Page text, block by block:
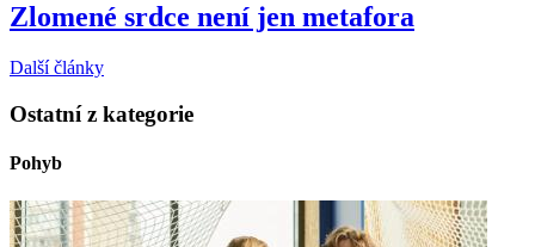
Zlomené srdce není jen metafora
Další články
Ostatní z kategorie
Pohyb